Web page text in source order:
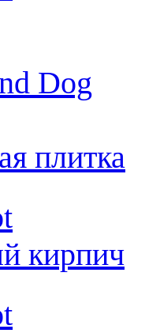
Dog
плитка
кирпич